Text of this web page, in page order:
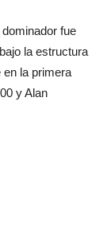
fue
la estructura
en la primera
y Alan